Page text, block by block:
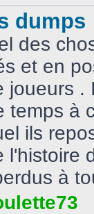
dumps
des
et en
joueurs .
temps à
ils
l'histoire
à